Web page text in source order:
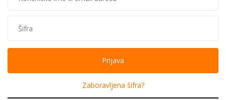
Zaboravljena šifra?